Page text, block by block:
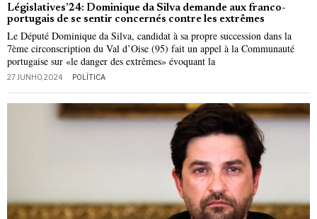
Législatives’24: Dominique da Silva demande aux franco-
portugais de se sentir concernés contre les extrêmes
Le Député Dominique da Silva, candidat à sa propre succession dans la
7ème circonscription du Val d’Oise (95) fait un appel à la Communauté
portugaise sur «le danger des extrêmes» évoquant la
27 JUNHO, 2024 POLÍTICA